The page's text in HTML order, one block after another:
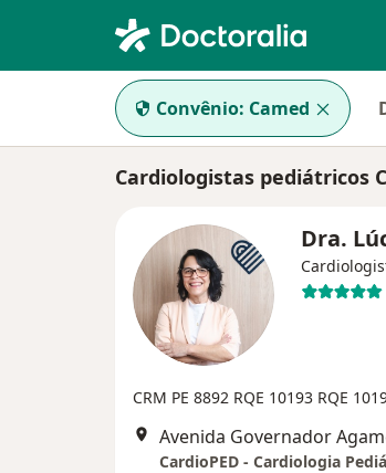
Convênio: Camed
Cardiologistas pediátricos
Dra.
CRM PE 8892 RQE 10193 RQE
CardioPED - Cardiologia